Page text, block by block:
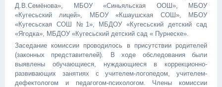
Д.В.Семёнова», МБОУ «Синьяльская ООШ», МБОУ
«Кугесьский лицей», МБОУ «Кшаушская СОШ», МБОУ
«Кугесьская СОШ №1», МБДОУ «Кугесьский детский сад
«Ягодка», МБДОУ «Кугесьский детский сад « Пурнеске».
Заседание комиссии проводилось в присутствии родителей
(законных представителей). В ходе обследования были
выявлены обучающиеся, нуждающиеся в коррекционно-
развивающих занятиях с учителем-логопедом, учителем-
дефектологом и педагогом-психологом. Члены комиссии